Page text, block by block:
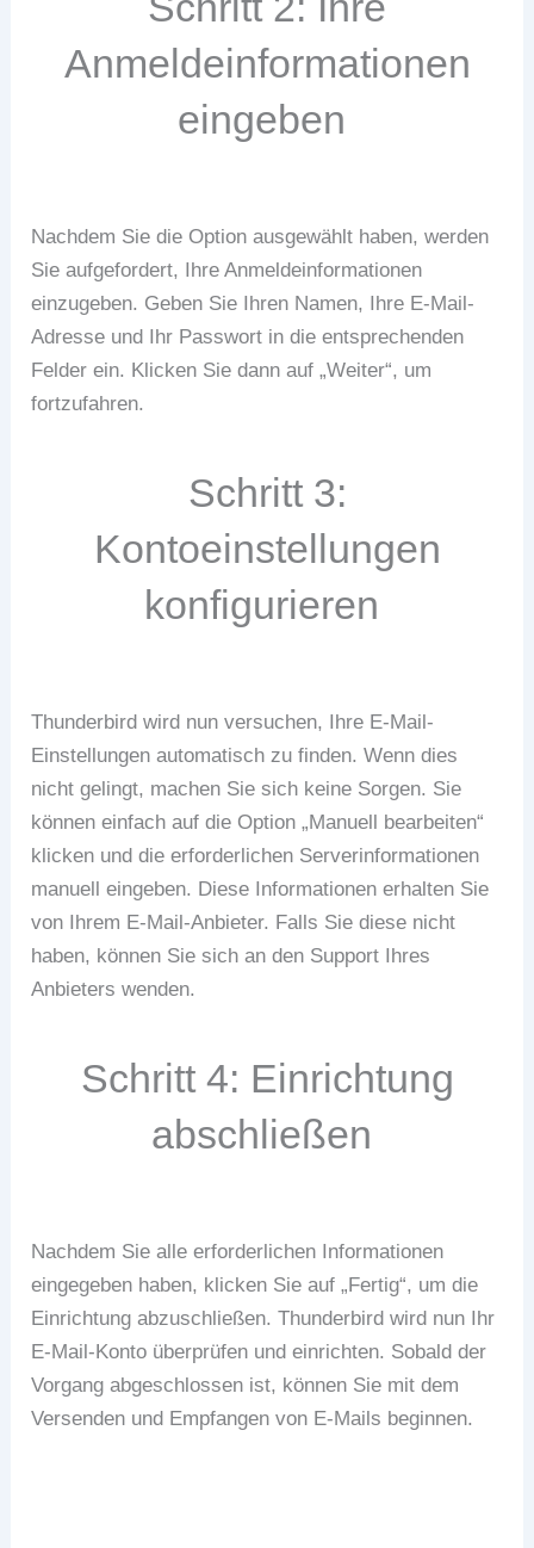
Anmeldeinformationen
eingeben
Nachdem Sie die Option ausgewählt haben, werden
Sie aufgefordert, Ihre Anmeldeinformationen
einzugeben. Geben Sie Ihren Namen, Ihre E-Mail-
Adresse und Ihr Passwort in die entsprechenden
Felder ein. Klicken Sie dann auf „Weiter“, um
fortzufahren.
Schritt 3:
Kontoeinstellungen
konfigurieren
Thunderbird wird nun versuchen, Ihre E-Mail-
Einstellungen automatisch zu finden. Wenn dies
nicht gelingt, machen Sie sich keine Sorgen. Sie
können einfach auf die Option „Manuell bearbeiten“
klicken und die erforderlichen Serverinformationen
manuell eingeben. Diese Informationen erhalten Sie
von Ihrem E-Mail-Anbieter. Falls Sie diese nicht
haben, können Sie sich an den Support Ihres
Anbieters wenden.
Schritt 4: Einrichtung
abschließen
Nachdem Sie alle erforderlichen Informationen
eingegeben haben, klicken Sie auf „Fertig“, um die
Einrichtung abzuschließen. Thunderbird wird nun Ihr
E-Mail-Konto überprüfen und einrichten. Sobald der
Vorgang abgeschlossen ist, können Sie mit dem
Versenden und Empfangen von E-Mails beginnen.